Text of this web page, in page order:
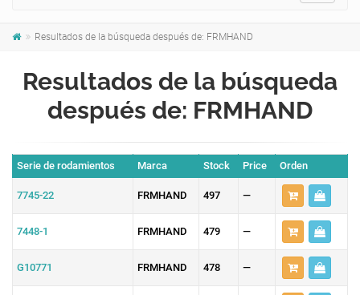
Resultados de la búsqueda después de: FRMHAND
Resultados de la búsqueda
después de: FRMHAND
Serie de rodamientos Marca Stock Price Orden
7745-22 FRMHAND 497 —
7448-1 FRMHAND 479 —
G10771 FRMHAND 478 —